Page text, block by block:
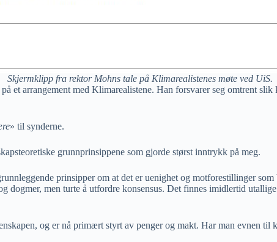
Skjermklipp fra rektor Mohns tale på Klimarealistenes møte ved UiS.
et arrangement med Klimarealistene. Han forsvarer seg omtrent
» til synderne.
grunnprinsippene som gjorde størst inntrykk på meg.
prinsipper om at det er uenighet og motforestillinger
dogmer, men turte å utfordre konsensus. Det finnes imidlertid
og er nå primært styrt av penger og makt. Har man evnen